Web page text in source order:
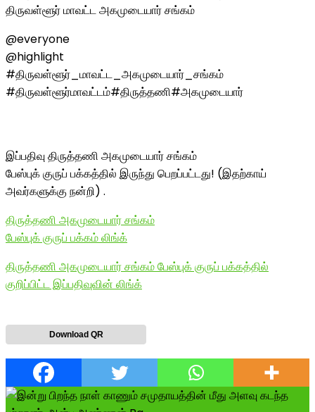
திருவள்ளூர் மாவட்ட அகமுடையார் சங்கம்
@everyone
@highlight
#திருவள்ளூர்_மாவட்ட_அகமுடையார்_சங்கம்
#திருவள்ளூர்மாவட்டம்#திருத்தணி#அகமுடையார்
இப்பதிவு திருத்தணி அகமுடையார் சங்கம்
பேஸ்புக் குருப் பக்கத்தில் இருந்து பெறப்பட்டது! (இதற்காய்
அவர்களுக்கு நன்றி) .
திருத்தணி அகமுடையார் சங்கம்
பேஸ்புக் குருப் பக்கம் லிங்க்
திருத்தணி அகமுடையார் சங்கம் பேஸ்புக் குருப் பக்கத்தில்
குறிப்பிட்ட இப்பதிவுவின் லிங்க்
Download QR